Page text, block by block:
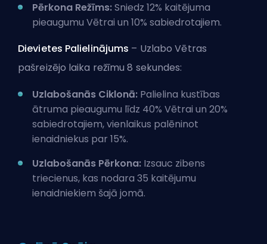
Pērkona Režīms:Sniedz 12% kaitējuma
pieaugumu Vētrai un 10% sabiedrotajiem.
Dievietes Palielinājums – Uzlabo Vētras
pašreizējo laika režīmu 8 sekundes:
Uzlabošanās Ciklonā: Palielina kustības
ātruma pieaugumu līdz 40% Vētrai un 20%
sabiedrotajiem, vienlaikus palēninot
ienaidniekus par 15%.
Uzlabošanās Pērkona: Izsauc zibens
triecienus, kas nodara 35 kaitējumu
ienaidniekiem šajā jomā.